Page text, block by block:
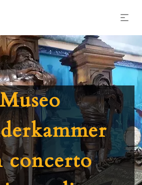
Museo
concerto